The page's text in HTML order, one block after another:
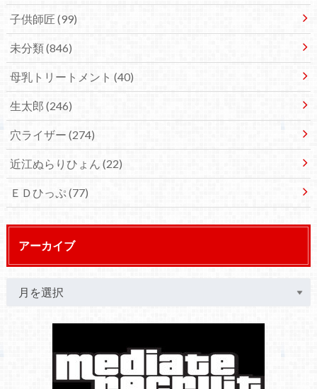
子供師匠 (99)
未分類(846)
母乳トリートメント (40)
生太郎 (246)
穴ライザー (274)
近江ぬらりひょん (22)
ＥＤひっぷ(77)
アーカイブ